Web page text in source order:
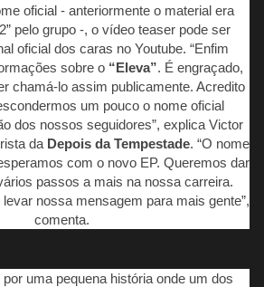
oficial - anteriormente o material era
pelo grupo -, o vídeo teaser pode ser
oficial dos caras no Youtube. “Enfim
sobre o “Eleva”. É engraçado,
chamá-lo assim publicamente. Acredito
um pouco o nome oficial
dos nossos seguidores”, explica Victor
da Depois da Tempestade. “O nome
com o novo EP. Queremos dar
passos a mais na nossa carreira.
nossa mensagem para mais gente”,
comenta.
uma pequena história onde um dos